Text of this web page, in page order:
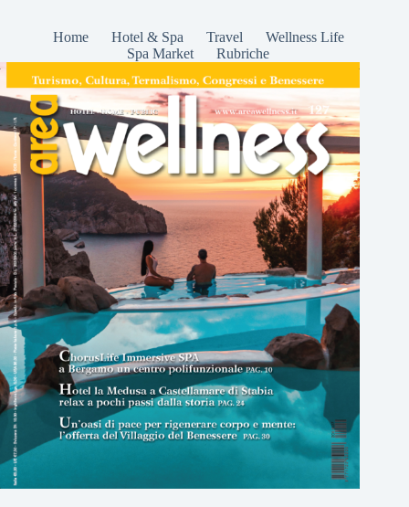
Home Hotel & Spa Travel
Wellness Life
Spa Market
Rubriche